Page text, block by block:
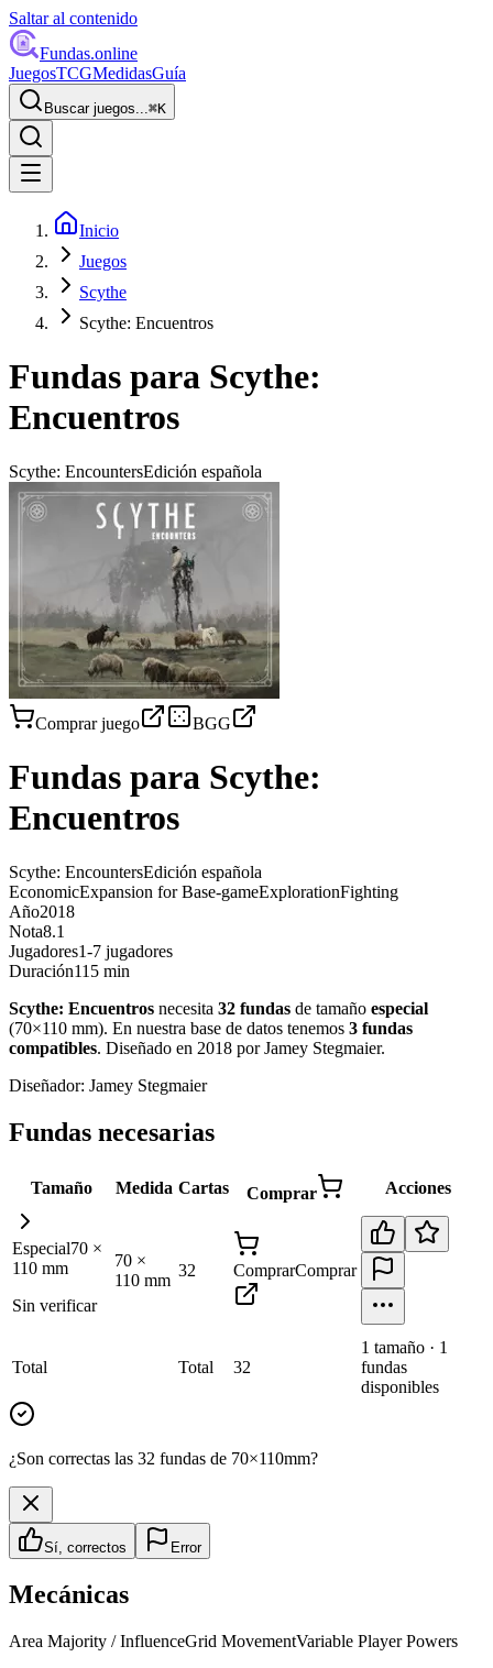
Saltar al contenido
Fundas.online
JuegosTCGMedidasGuía
Buscar juegos...⌘K
Inicio
Juegos
Scythe
Scythe: Encuentros
Fundas para Scythe:
Encuentros
Scythe: EncountersEdición española
Comprar juego BGG
Fundas para Scythe:
Encuentros
Scythe: EncountersEdición española
EconomicExpansion for Base-gameExplorationFighting
Año2018
Nota8.1
Jugadores1-7 jugadores
Duración115 min
Scythe: Encuentros necesita 32 fundas de tamaño especial
(70×110 mm). En nuestra base de datos tenemos 3 fundas
compatibles. Diseñado en 2018 por Jamey Stegmaier.
Diseñador: Jamey Stegmaier
Fundas necesarias
Tamaño Medida Cartas Comprar Acciones
Especial70 ×
110 mm
Sin verificar
70 ×
110 mm
32 ComprarComprar
Total Total 32
1 tamaño · 1
fundas
disponibles
¿Son correctas las 32 fundas de 70×110mm?
Sí, correctos Error
Mecánicas
Area Majority / InfluenceGrid MovementVariable Player Powers